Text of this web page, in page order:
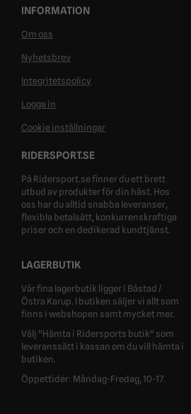
INFORMATION
Om oss
Nyhetsbrev
Integritetspolicy
Logga in
Cookie inställningar
RIDERSPORT.SE
På Ridersport.se finner du ett brett
utbud av produkter för din häst. Hos
oss har du alltid snabba leveranser,
flexibla betalsätt, konkurrenskraftiga
priser och en dedikerad kundtjänst.
LAGERBUTIK
Vår fina lagerbutik ligger i Båstad /
Östra Karup. I butiken säljer vi allt som
finns i webshopen samt mycket mer.
Välj "Hämta i Ridersports butik" som
leveranssätt i kassan om du vill hämta i
butiken.
Öppettider: Måndag-Fredag, 10-17.